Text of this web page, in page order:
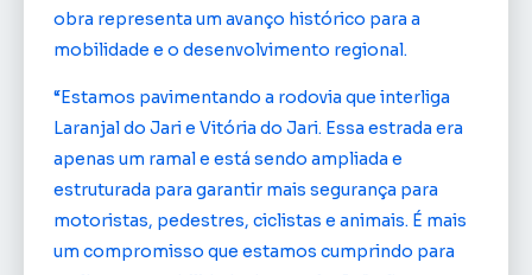
obra representa um avanço histórico para a
mobilidade e o desenvolvimento regional.
“Estamos pavimentando a rodovia que interliga
Laranjal do Jari e Vitória do Jari. Essa estrada era
apenas um ramal e está sendo ampliada e
estruturada para garantir mais segurança para
motoristas, pedestres, ciclistas e animais. É mais
um compromisso que estamos cumprindo para